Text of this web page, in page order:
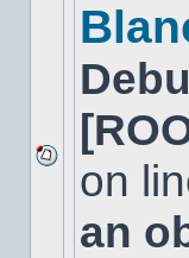
Aucun
nouveau
message
non-
on
an